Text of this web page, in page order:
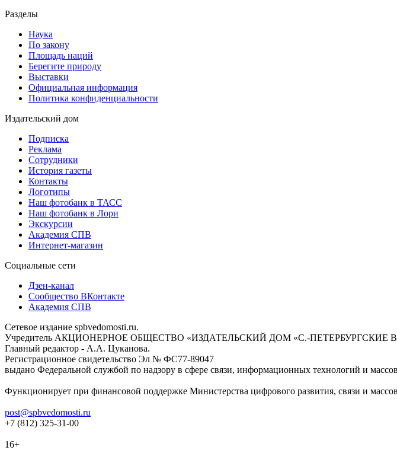
Разделы
Наука
По закону
Площадь наций
Берегите природу
Выставки
Официальная информация
Политика конфиденциальности
Издательский дом
Подписка
Реклама
Сотрудники
История газеты
Контакты
Логотипы
Наш фотобанк в ТАСС
Наш фотобанк в Лори
Экскурсии
Академия СПВ
Интернет-магазин
Социальные сети
Дзен-канал
Сообщество ВКонтакте
Академия СПВ
Сетевое издание spbvedomosti.ru.
Учредитель АКЦИОНЕРНОЕ ОБЩЕСТВО «ИЗДАТЕЛЬСКИЙ ДОМ «С.-ПЕТЕРБУРГСКИЕ
Главный редактор - А.А. Цуканова.
Регистрационное свидетельство Эл № ФС77-89047
выдано Федеральной службой по надзору в сфере связи, информационных технологий и
Функционирует при финансовой поддержке Министерства цифрового развития, связи и
post@spbvedomosti.ru
+7 (812) 325-31-00
16+